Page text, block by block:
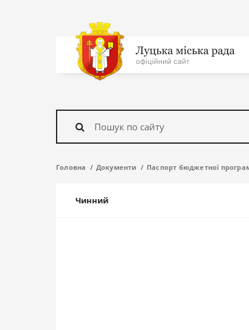
На
головну
Знайти
Головна Документи Паспорт бюджетної
Чинний